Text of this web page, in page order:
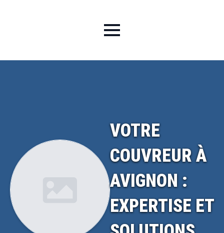
VOTRE
COUVREUR À
AVIGNON :
EXPERTISE ET